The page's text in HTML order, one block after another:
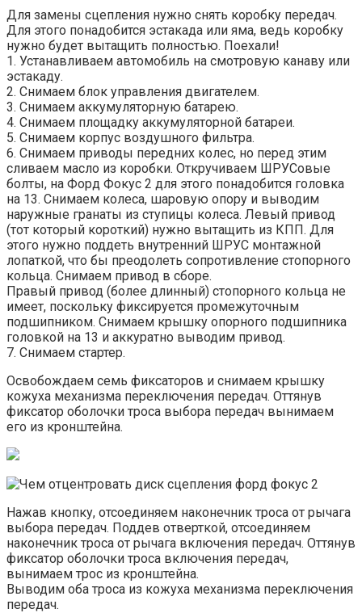
Для замены сцепления нужно снять коробку передач.
Для этого понадобится эстакада или яма, ведь коробку
нужно будет вытащить полностью. Поехали!
1. Устанавливаем автомобиль на смотровую канаву или
эстакаду.
2. Снимаем блок управления двигателем.
3. Снимаем аккумуляторную батарею.
4. Снимаем площадку аккумуляторной батареи.
5. Снимаем корпус воздушного фильтра.
6. Снимаем приводы передних колес, но перед этим
сливаем масло из коробки. Откручиваем ШРУСовые
болты, на Форд Фокус 2 для этого понадобится головка
на 13. Снимаем колеса, шаровую опору и выводим
наружные гранаты из ступицы колеса. Левый привод
(тот который короткий) нужно вытащить из КПП. Для
этого нужно поддеть внутренний ШРУС монтажной
лопаткой, что бы преодолеть сопротивление стопорного
кольца. Снимаем привод в сборе.
Правый привод (более длинный) стопорного кольца не
имеет, поскольку фиксируется промежуточным
подшипником. Снимаем крышку опорного подшипника
головкой на 13 и аккуратно выводим привод.
7. Снимаем стартер.
Освобождаем семь фиксаторов и снимаем крышку
кожуха механизма переключения передач. Оттянув
фиксатор оболочки троса выбора передач вынимаем
его из кронштейна.
Нажав кнопку, отсоединяем наконечник троса от рычага
выбора передач. Поддев отверткой, отсоединяем
наконечник троса от рычага включения передач. Оттянув
фиксатор оболочки троса включения передач,
вынимаем трос из кронштейна.
Выводим оба троса из кожуха механизма переключения
передач.